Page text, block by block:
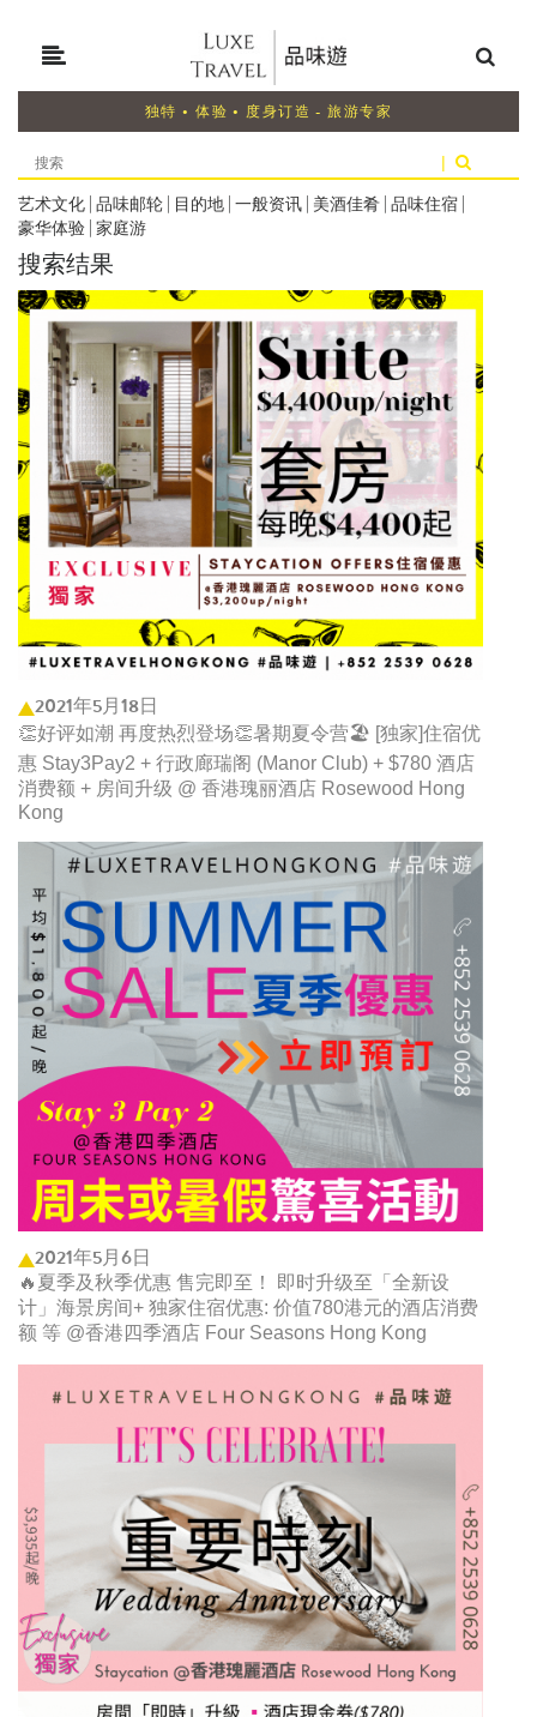
独特 • 体验 • 度身订造 - 旅游专家
|
艺术文化 | 品味邮轮 | 目的地 | 一般资讯 | 美酒佳肴 | 品味住宿 |
豪华体验 | 家庭游
搜索结果
2021年5月18日
👏好评如潮 再度热烈登场👏暑期夏令营🏖️ [独家]住宿优
惠 Stay3Pay2 + 行政廊瑞阁 (Manor Club) + $780 酒店
消费额 + 房间升级 @ 香港瑰丽酒店 Rosewood Hong
Kong
2021年5月6日
🔥夏季及秋季优惠 售完即至！ 即时升级至「全新设
计」海景房间+ 独家住宿优惠: 价值780港元的酒店消费
额 等 @香港四季酒店 Four Seasons Hong Kong